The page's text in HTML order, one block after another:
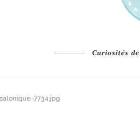
Curiosités
7734.jpg